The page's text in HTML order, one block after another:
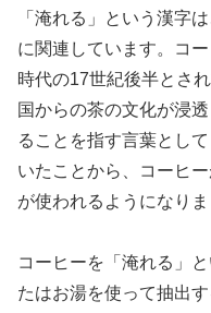
「淹れる」という漢字
に関連しています。コ
時代の17世紀後半とさ
国からの茶の文化が浸
ることを指す言葉とし
いたことから、コーヒ
が使われるようになりま
コーヒーを「淹れる」
たはお湯を使って抽出